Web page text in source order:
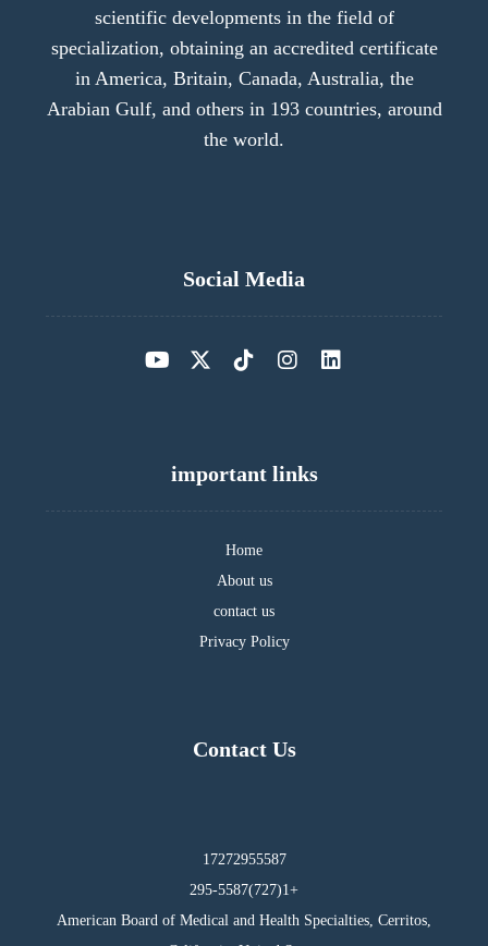
scientific developments in the field of
specialization, obtaining an accredited certificate
in America, Britain, Canada, Australia, the
Arabian Gulf, and others in 193 countries, around
the world.
Social Media
important links
Home
About us
contact us
Privacy Policy
Contact Us
17272955587
295-5587(727)1+
American Board of Medical and Health Specialties, Cerritos,